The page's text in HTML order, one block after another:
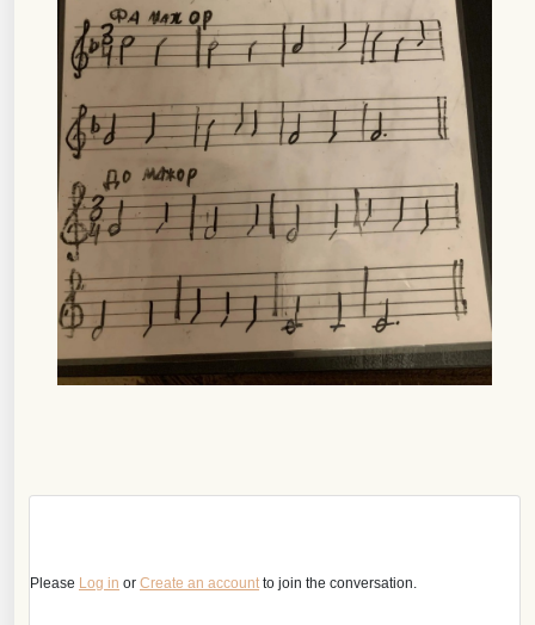
Please Log in or Create an accountto join the conversation.